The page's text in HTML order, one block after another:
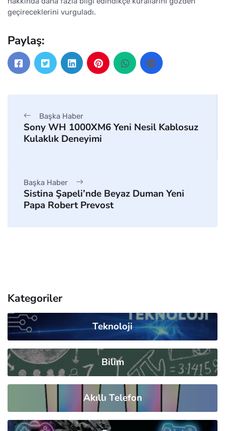
geçireceklerini vurguladı.
Paylaş:
Başka Haber
Sony WH 1000XM6 Yeni Nesil Kablosuz
Kulaklık Deneyimi
Başka Haber
Sistina Şapeli’nde Beyaz Duman Yeni
Papa Robert Prevost
Kategoriler
Teknoloji
Bilim
Akıllı Telefon